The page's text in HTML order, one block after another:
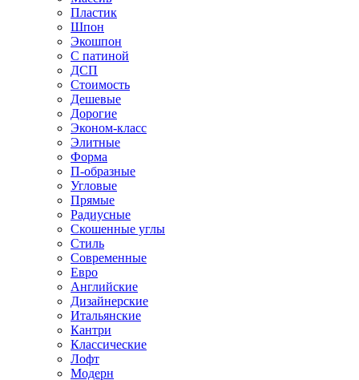
Пластик
Шпон
Экошпон
С патиной
ДСП
Стоимость
Дешевые
Дорогие
Эконом-класс
Элитные
Форма
П-образные
Угловые
Прямые
Радиусные
Скошенные углы
Стиль
Современные
Евро
Английские
Дизайнерские
Итальянские
Кантри
Классические
Лофт
Модерн